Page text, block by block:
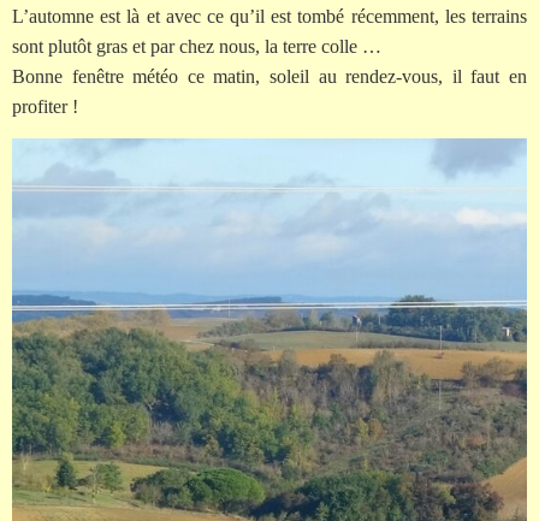
L’automne est là et avec ce qu’il est tombé récemment, les terrains
sont plutôt gras et par chez nous, la terre colle …
Bonne fenêtre météo ce matin, soleil au rendez-vous, il faut en
profiter !